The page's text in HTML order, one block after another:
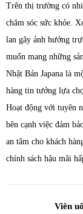
Trên thị trường có
chăm sóc sức khỏe.
lan gây ảnh hưởng
muốn mang những
Nhật Bản Japana là
hàng tin tưởng lựa
Hoạt động với tuyên
bên cạnh việc đảm
an tâm cho khách
chính sách hậu mãi
Viên